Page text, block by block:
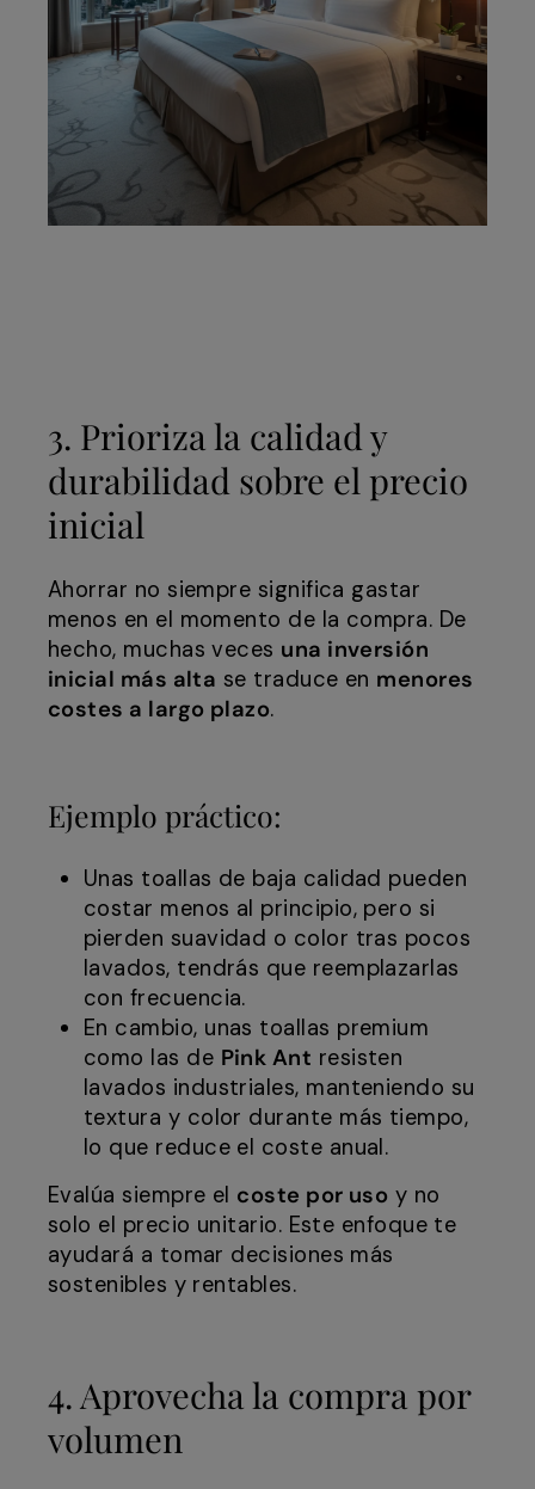
3. Prioriza la calidad y
durabilidad sobre el precio
inicial
Ahorrar no siempre significa gastar
menos en el momento de la compra. De
hecho, muchas veces una inversión
inicial más alta se traduce en menores
costes a largo plazo.
Ejemplo práctico:
Unas toallas de baja calidad pueden
costar menos al principio, pero si
pierden suavidad o color tras pocos
lavados, tendrás que reemplazarlas
con frecuencia.
En cambio, unas toallas premium
como las de Pink Ant resisten
lavados industriales, manteniendo su
textura y color durante más tiempo,
lo que reduce el coste anual.
Evalúa siempre el coste por uso y no
solo el precio unitario. Este enfoque te
ayudará a tomar decisiones más
sostenibles y rentables.
4. Aprovecha la compra por
volumen